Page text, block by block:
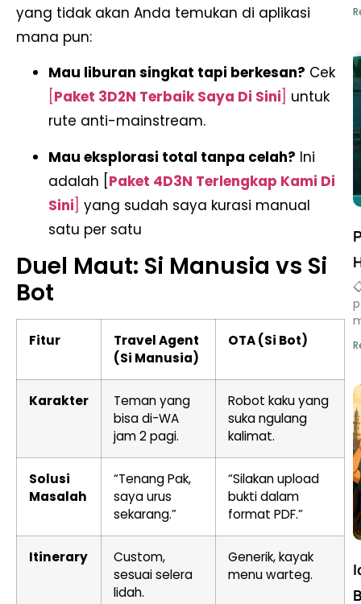
yang tidak akan Anda temukan di aplikasi
mana pun:
Mau liburan singkat tapi berkesan? Cek
Paket 3D2N Terbaik Saya Di Sini untuk
rute anti-mainstream.
Mau eksplorasi total tanpa celah? Ini
adalah [ Paket 4D3N Terlengkap Kami Di
Sini yang sudah saya kurasi manual
satu per satu
Duel Maut: Si Manusia vs Si
Bot
Fitur
Travel Agent
(Si Manusia)
OTA (Si Bot)
Karakter
Teman yang
bisa di-WA
jam 2 pagi.
Robot kaku yang
suka ngulang
kalimat.
Solusi
Masalah
“Tenang Pak,
saya urus
sekarang.”
“Silakan upload
bukti dalam
format PDF.”
Itinerary
Custom,
sesuai selera
lidah.
Generik, kayak
menu warteg.